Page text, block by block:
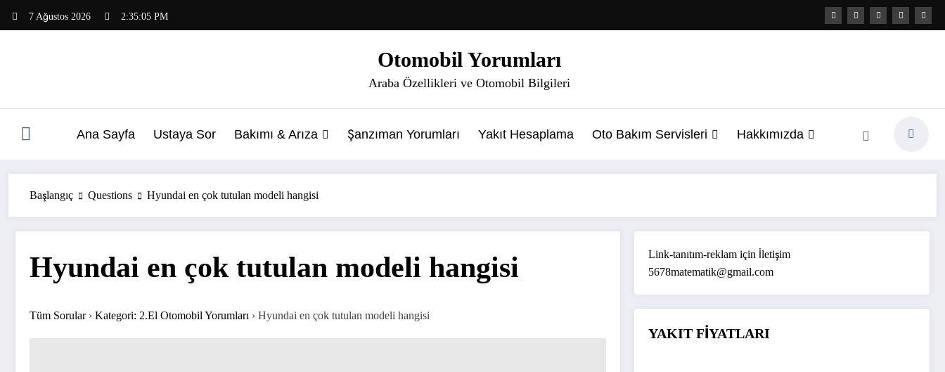
7 Ağustos 2026 2:35:05 PM
Otomobil Yorumları
Araba Özellikleri ve Otomobil Bilgileri
Ana Sayfa Ustaya Sor Bakımı & Arıza Şanzıman Yorumları Yakıt Hesaplama Oto Bakım Servisleri Hakkımızda
Başlangıç Questions Hyundai en çok tutulan modeli hangisi
Hyundai en çok tutulan modeli hangisi
Tüm Sorular› Kategori: 2.El Otomobil Yorumları › Hyundai en çok tutulan modeli hangisi
Link-tanıtım-reklam için İletişim
5678matematik@gmail.com
YAKIT FİYATLARI